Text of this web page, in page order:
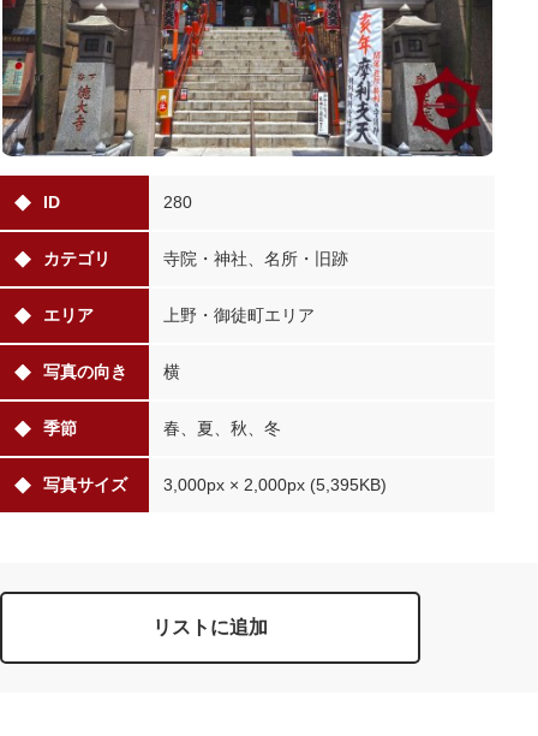
ID 280
カテゴリ 寺院・神社、名所・旧跡
エリア 上野・御徒町エリア
写真の向き 横
季節 春、夏、秋、冬
写真サイズ 3,000px × 2,000px (5,395KB)
リストに追加